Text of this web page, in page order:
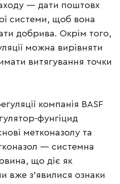
— дати поштовх
системи, щоб вона
добрива. Окрім того,
можна вирівняти
витягування точки
компанія BASF
фунгіцид
метконазолу та
— системна
що діє як
вже з’явилися ознаки